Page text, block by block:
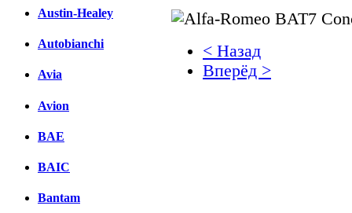
Austin-Healey
Autobianchi
Avia
Avion
BAE
BAIC
Bantam
< Назад
Вперёд >